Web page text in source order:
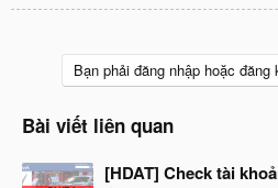
Bạn phải đăng nhập hoặc
Bài viết liên quan
[HDAT] Check tài